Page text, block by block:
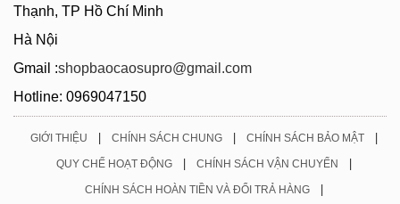
Thạnh, TP Hồ Chí Minh
Hà Nội
Gmail :shopbaocaosupro@gmail.com
Hotline: 0969047150
GIỚI THIỆU | CHÍNH SÁCH CHUNG | CHÍNH SÁCH BẢO MẬT |
QUY CHẾ HOẠT ĐỘNG | CHÍNH SÁCH VẬN CHUYỂN |
CHÍNH SÁCH HOÀN TIỀN VÀ ĐỔI TRẢ HÀNG |